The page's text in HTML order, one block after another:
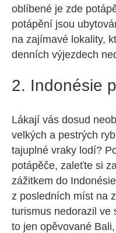
oblíbené je zde
potápění jsou
na zajímavé lokality,
denních výjezdech
2. Indonésie
Lákají vás dosud
velkých a pestrých
tajuplné vraky lodí?
potápěče, zaleťte si
zážitkem do
z posledních míst na
turismus nedorazil ve
to jen opěvované